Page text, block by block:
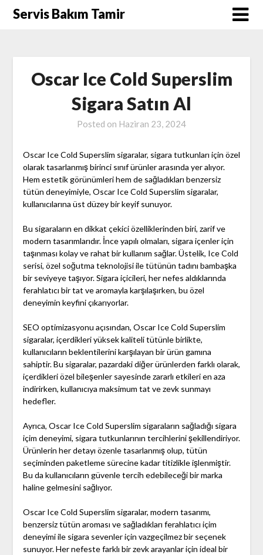
SkipServis Bakım Tamir
Oscar Ice Cold Superslim
Sigara Satın Al
Posted on Haziran 23, 2024
Oscar Ice Cold Superslim sigaralar, sigara tutkunları için özel
olarak tasarlanmış birinci sınıf ürünler arasında yer alıyor.
Hem estetik görünümleri hem de sağladıkları benzersiz
tütün deneyimiyle, Oscar Ice Cold Superslim sigaralar,
kullanıcılarına üst düzey bir keyif sunuyor.
Bu sigaraların en dikkat çekici özelliklerinden biri, zarif ve
modern tasarımlarıdır. İnce yapılı olmaları, sigara içenler için
taşınması kolay ve rahat bir kullanım sağlar. Üstelik, Ice Cold
serisi, özel soğutma teknolojisi ile tütünün tadını bambaşka
bir seviyeye taşıyor. Sigara içicileri, her nefes aldıklarında
ferahlatıcı bir tat ve aromayla karşılaşırken, bu özel
deneyimin keyfini çıkarıyorlar.
SEO optimizasyonu açısından, Oscar Ice Cold Superslim
sigaralar, içerdikleri yüksek kaliteli tütünle birlikte,
kullanıcıların beklentilerini karşılayan bir ürün gamına
sahiptir. Bu sigaralar, pazardaki diğer ürünlerden farklı olarak,
içerdikleri özel bileşenler sayesinde zararlı etkileri en aza
indirirken, kullanıcıya maksimum tat ve zevk sunmayı
hedefler.
Ayrıca, Oscar Ice Cold Superslim sigaraların sağladığı sigara
içim deneyimi, sigara tutkunlarının tercihlerini şekillendiriyor.
Ürünlerin her detayı özenle tasarlanmış olup, tütün
seçiminden paketleme sürecine kadar titizlikle işlenmiştir.
Bu da kullanıcıların güvenle tercih edebileceği bir marka
haline gelmesini sağlıyor.
Oscar Ice Cold Superslim sigaralar, modern tasarımı,
benzersiz tütün aroması ve sağladıkları ferahlatıcı içim
deneyimi ile sigara sevenler için vazgeçilmez bir seçenek
sunuyor. Her nefeste farklı bir zevk arayanlar için ideal bir